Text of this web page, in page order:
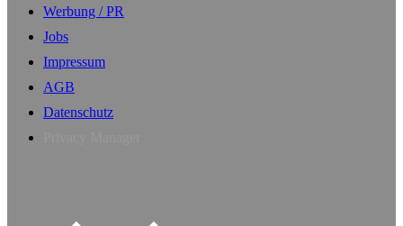
Werbung / PR
Jobs
Impressum
AGB
Datenschutz